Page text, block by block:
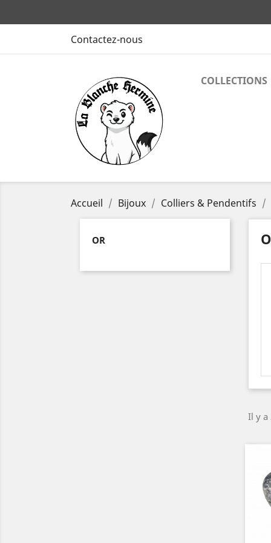
Contactez-nous
COLLECTIONS
Accueil Bijoux Colliers & Pendentifs
OR
Il y a